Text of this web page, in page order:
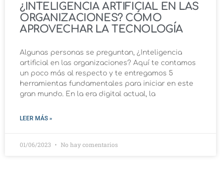
¿INTELIGENCIA ARTIFICIAL EN LAS
ORGANIZACIONES? CÓMO
APROVECHAR LA TECNOLOGÍA
Algunas personas se preguntan, ¿Inteligencia
artificial en las organizaciones? Aquí te contamos
un poco más al respecto y te entregamos 5
herramientas fundamentales para iniciar en este
gran mundo. En la era digital actual, la
LEER MÁS »
01/06/2023 No hay comentarios